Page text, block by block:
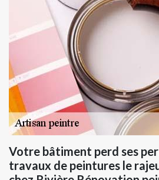
Votre bâtiment perd ses
travaux de peintures le